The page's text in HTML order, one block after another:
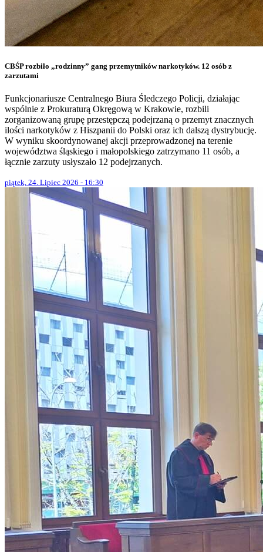
CBŚP rozbiło „rodzinny” gang przemytników narkotyków. 12 osób z
zarzutami
Funkcjonariusze Centralnego Biura Śledczego Policji, działając
wspólnie z Prokuraturą Okręgową w Krakowie, rozbili
zorganizowaną grupę przestępczą podejrzaną o przemyt znacznych
ilości narkotyków z Hiszpanii do Polski oraz ich dalszą dystrybucję.
W wyniku skoordynowanej akcji przeprowadzonej na terenie
województwa śląskiego i małopolskiego zatrzymano 11 osób, a
łącznie zarzuty usłyszało 12 podejrzanych.
piątek, 24. Lipiec 2026 - 16:30